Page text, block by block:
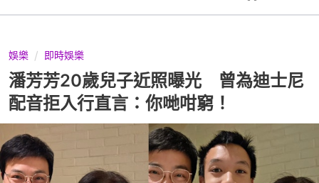
娛樂 即時娛樂
潘芳芳20歲兒子近照曝光 曾為迪士尼
配音拒入行直言：你哋咁窮！